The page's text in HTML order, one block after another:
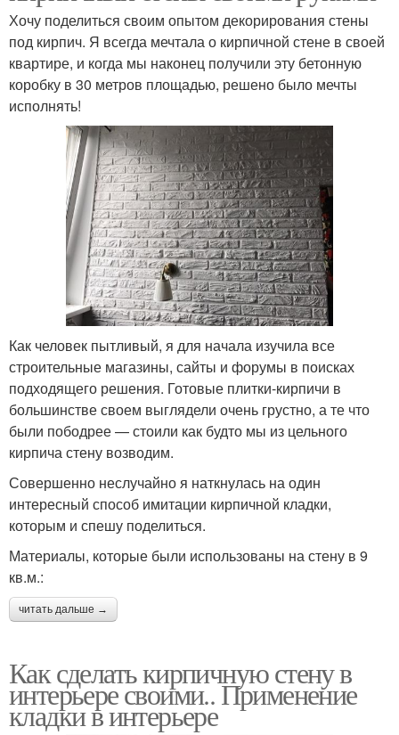
Хочу поделиться своим опытом декорирования стены
под кирпич. Я всегда мечтала о кирпичной стене в своей
квартире, и когда мы наконец получили эту бетонную
коробку в 30 метров площадью, решено было мечты
исполнять!
Как человек пытливый, я для начала изучила все
строительные магазины, сайты и форумы в поисках
подходящего решения. Готовые плитки-кирпичи в
большинстве своем выглядели очень грустно, а те что
были пободрее — стоили как будто мы из цельного
кирпича стену возводим.
Совершенно неслучайно я наткнулась на один
интересный способ имитации кирпичной кладки,
которым и спешу поделиться.
Материалы, которые были использованы на стену в 9
кв.м.:
читать дальше →
Как сделать кирпичную стену в
интерьере своими.. Применение
кладки в интерьере